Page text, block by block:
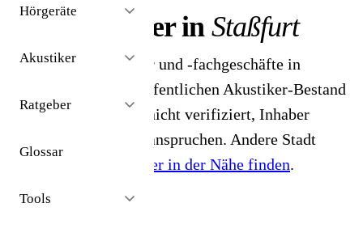
Hörgeräte
Akustiker
Ratgeber
Glossar
Tools
Hörakustiker in Staßfurt
3 Hörgeräteakustiker und -fachgeschäfte in
Staßfurt. Aus dem öffentlichen Akustiker-Bestand
2026 - Profile noch nicht verifiziert, Inhaber
können ihr Profil beanspruchen. Andere Stadt
Hörakustiker in der Nähe finden.